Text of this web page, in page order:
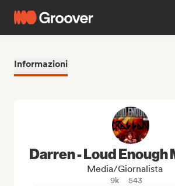
Informazioni
Darren - Loud Enough
Media/Giornalista
9k
543